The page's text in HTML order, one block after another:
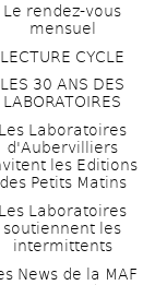
Le rendez-vous
mensuel
LECTURE CYCLE
LES 30 ANS DES
LABORATOIRES
Les Laboratoires
d'Aubervilliers
les Editions
des Petits Matins
Les Laboratoires
soutiennent les
intermittents
News de la MAF